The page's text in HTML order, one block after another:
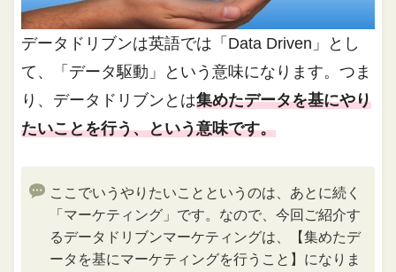
データドリブンは英語では「Data Driven」とし
て、「データ駆動」という意味になります。つま
り、データドリブンとは集めたデータを基にやり
たいことを行う、という意味です。
ここでいうやりたいことというのは、あとに続く
「マーケティング」です。なので、今回ご紹介す
るデータドリブンマーケティングは、【集めたデ
ータを基にマーケティングを行うこと】になりま